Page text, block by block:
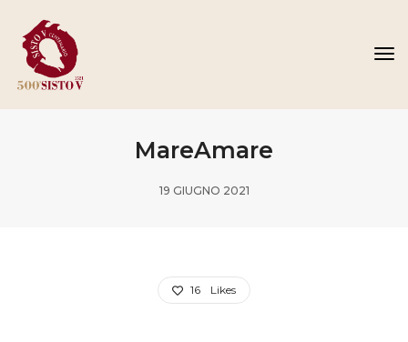
MareAmare
19 GIUGNO 2021
16 Likes